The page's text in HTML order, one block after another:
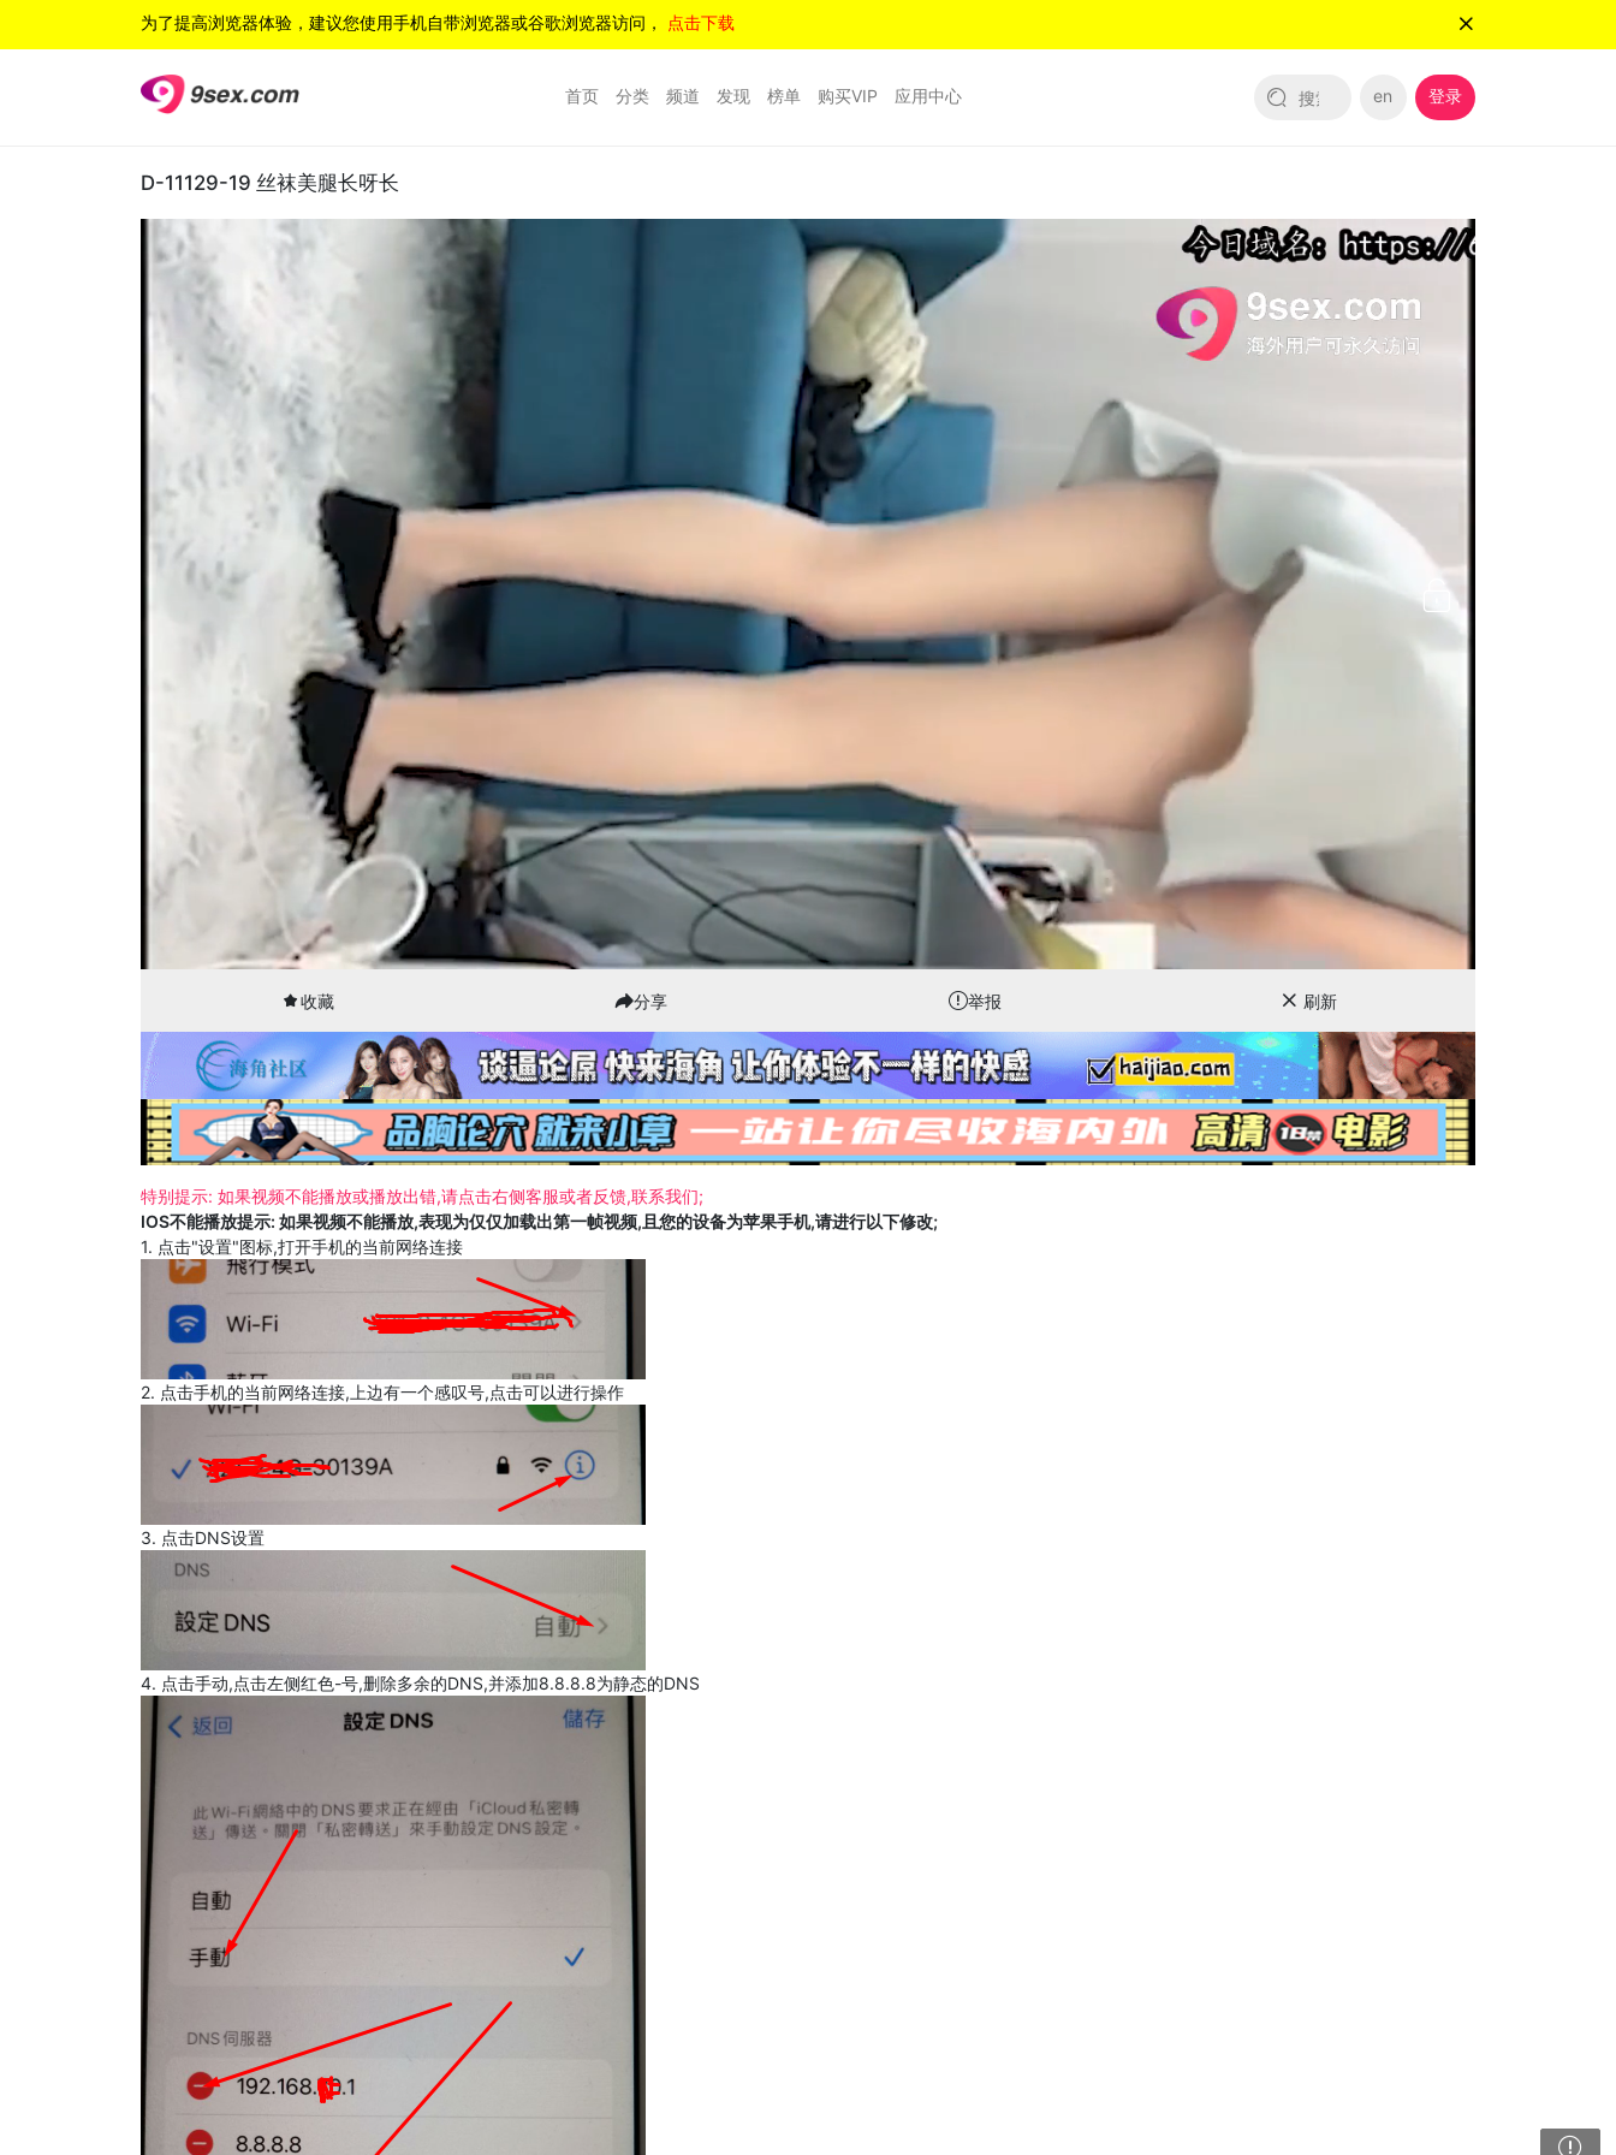
为了提高浏览器体验，建议您使用手机自带浏览器或谷歌浏览器访问， 点击下载
首页 分类 频道 发现 榜单 购买VIP 应用中心 en 登录
D-11129-19 丝袜美腿长呀长
00:03
收藏 分享 举报 刷新
特别提示: 如果视频不能播放或播放出错,请点击右侧客服或者反馈,联系我们;
IOS不能播放提示: 如果视频不能播放,表现为仅仅加载出第一帧视频,且您的设备为苹果手机,请进行以下修改;
1. 点击"设置"图标,打开手机的当前网络连接
2. 点击手机的当前网络连接,上边有一个感叹号,点击可以进行操作
3. 点击DNS设置
4. 点击手动,点击左侧红色-号,删除多余的DNS,并添加8.8.8.8为静态的DNS